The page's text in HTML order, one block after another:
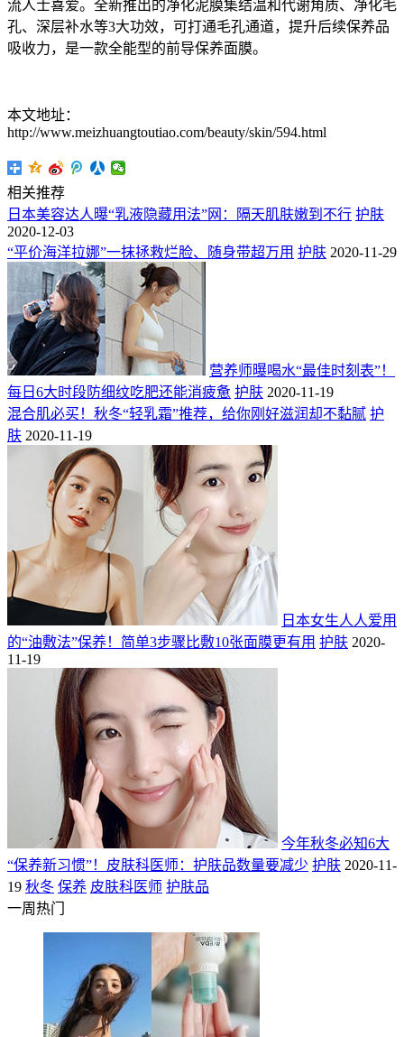
流人士喜爱。全新推出的净化泥膜集结温和代谢角质、净化毛
孔、深层补水等3大功效，可打通毛孔通道，提升后续保养品
吸收力，是一款全能型的前导保养面膜。
本文地址：
http://www.meizhuangtoutiao.com/beauty/skin/594.html
相关推荐
日本美容达人曝“乳液隐藏用法”网：隔天肌肤嫩到不行 护肤
2020-12-03
“平价海洋拉娜”一抹拯救烂脸、随身带超万用 护肤 2020-11-29
营养师曝喝水“最佳时刻表”！
每日6大时段防细纹吃肥还能消疲惫 护肤 2020-11-19
混合肌必买！秋冬“轻乳霜”推荐，给你刚好滋润却不黏腻 护
肤 2020-11-19
日本女生人人爱用
的“油敷法”保养！简单3步骤比敷10张面膜更有用 护肤 2020-
11-19
今年秋冬必知6大
“保养新习惯”！皮肤科医师：护肤品数量要减少 护肤 2020-11-
19 秋冬 保养 皮肤科医师 护肤品
一周热门